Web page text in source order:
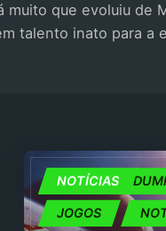
muito que evoluiu de
talento inato para a
EXCLUSIVO
JOGOS
NOTÍCIAS